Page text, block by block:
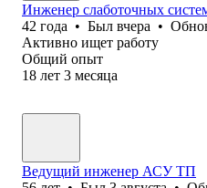
Инженер слаботочных
42 года • Был вчера •
Активно ищет работу
Общий опыт
18 лет 3 месяца
Ведущий инженер АСУ ТП